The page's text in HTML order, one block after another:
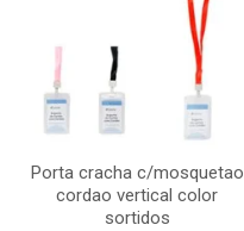
Porta cracha c/mosquetao
cordao vertical color
sortidos